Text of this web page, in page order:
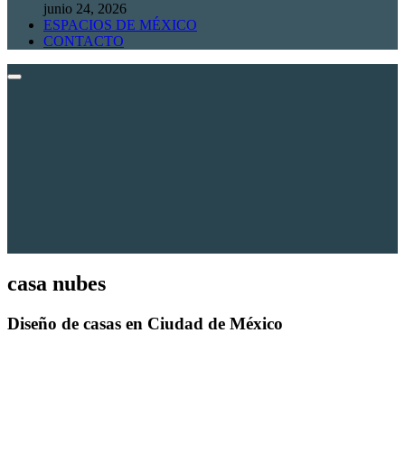
junio 24, 2026
ESPACIOS DE MÉXICO
CONTACTO
casa nubes
Diseño de casas en Ciudad de México